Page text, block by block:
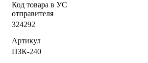
Код товара в УС
отправителя
324292
Артикул
ПЗК-240